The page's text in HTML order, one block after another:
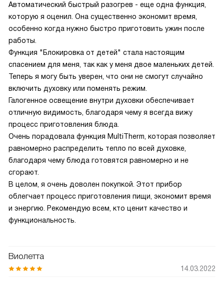
Автоматический быстрый разогрев - еще одна функция,
которую я оценил. Она существенно экономит время,
особенно когда нужно быстро приготовить ужин после
работы.
Функция "Блокировка от детей" стала настоящим
спасением для меня, так как у меня двое маленьких детей.
Теперь я могу быть уверен, что они не смогут случайно
включить духовку или поменять режим.
Галогенное освещение внутри духовки обеспечивает
отличную видимость, благодаря чему я всегда вижу
процесс приготовления блюда.
Очень порадовала функция MultiTherm, которая позволяет
равномерно распределить тепло по всей духовке,
благодаря чему блюда готовятся равномерно и не
сгорают.
В целом, я очень доволен покупкой. Этот прибор
облегчает процесс приготовления пищи, экономит время
и энергию. Рекомендую всем, кто ценит качество и
функциональность.
Виолетта
14.03.2022